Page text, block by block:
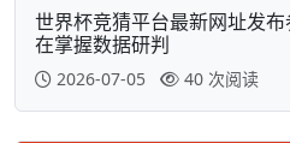
世界杯竞猜平台最新网址发
在掌握数据研判
2026-07-05 40 次阅读